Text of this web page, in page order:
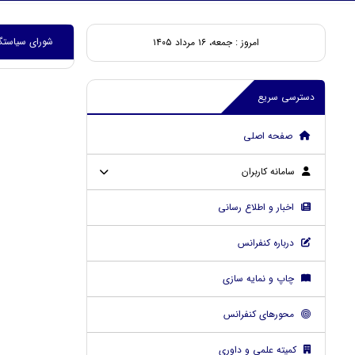
امروز : جمعه، ۱۶ مرداد ۱۴۰۵
دسترسی سریع
صفحه اصلی
سامانه کاربران
اخبار و اطلاع رسانی
درباره کنفرانس
چاپ و نمایه سازی
محورهای کنفرانس
کمیته علمی و داوری
شورای